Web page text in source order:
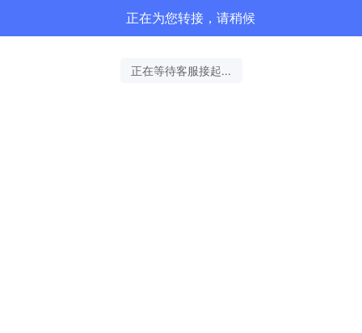
正在为您转接，请稍候
正在等待客服接起...